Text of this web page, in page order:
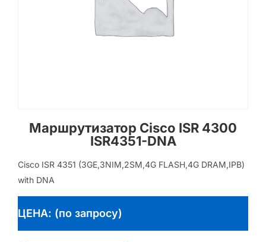
Маршрутизатор Cisco ISR 4300
ISR4351-DNA
Cisco ISR 4351 (3GE,3NIM,2SM,4G FLASH,4G DRAM,IPB)
with DNA
ЦЕНА: (по запросу)